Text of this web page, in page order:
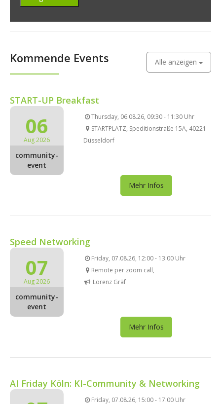
Kommende Events Alle anzeigen
START-UP Breakfast
06
Aug 2026
community-
event
Thursday, 06.08.26, 09:30 - 11:30 Uhr
STARTPLATZ, Speditionstraße 15A, 40221
Düsseldorf
Mehr Infos
Speed Networking
07
Aug 2026
community-
event
Friday, 07.08.26, 12:00 - 13:00 Uhr
Remote per zoom call,
Lorenz Gräf
Mehr Infos
AI Friday Köln: KI-Community & Networking
Friday, 07.08.26, 15:00 - 17:00 Uhr